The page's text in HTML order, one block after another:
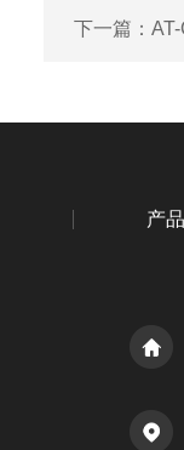
下一篇：
产